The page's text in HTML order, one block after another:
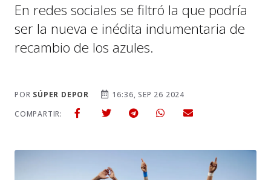
En redes sociales se filtró la que podría
ser la nueva e inédita indumentaria de
recambio de los azules.
POR SÚPER DEPOR
16:36, SEP 26 2024
COMPARTIR: